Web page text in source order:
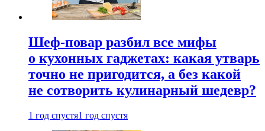
Шеф-повар разбил все мифы
о кухонных гаджетах: какая утварь
точно не пригодится, а без какой
не сотворить кулинарный шедевр?
1 год спустя1 год спустя